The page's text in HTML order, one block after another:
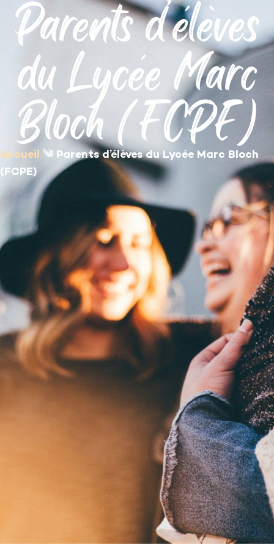
principal
Parents d’élèves
du Lycée Marc
Bloch (FCPE)
Accueil ༄ Parents d’élèves du Lycée Marc Bloch
(FCPE)